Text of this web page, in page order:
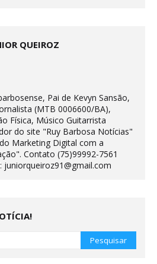
QUEIROZ
Pai de Kevyn Sansão,
(MTB 0006600/BA),
Física, Músico Guitarrista
do site "Ruy Barbosa Notícias"
Marketing Digital com a
Contato (75)99992-7561
juniorqueiroz91@gmail.com